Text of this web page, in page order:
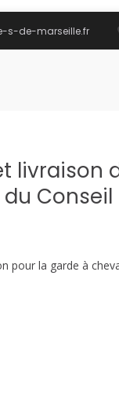
s-de-marseille.fr
pour la garde à